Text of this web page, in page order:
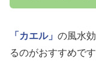
「カエル」 の風水
るのがおすすめです